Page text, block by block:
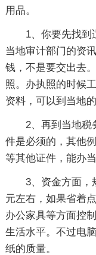
用品。
1、你要先找到
当地审计部门的资
钱，不是要交出去
照。办执照的时候
资料，可以到当地
2、再到当地税
件是必须的，其他
等其他证件，能办
3、资金方面，
元左右，如果省着
办公家具等方面控
生活水平。不过电
纸的质量。